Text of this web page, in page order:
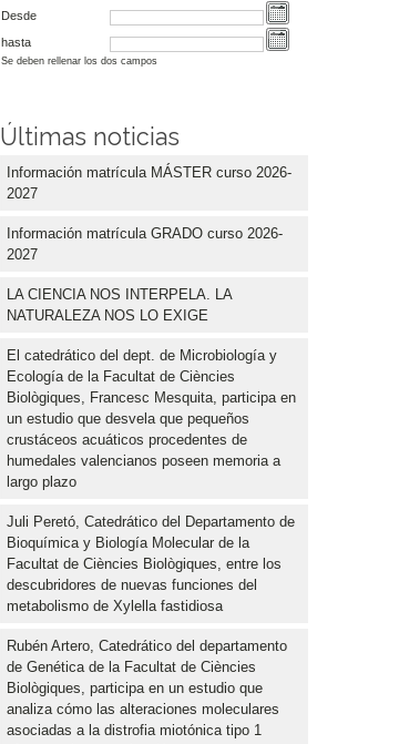
Desde
hasta
Se deben rellenar los dos campos
Últimas noticias
Información matrícula MÁSTER curso 2026-
2027
Información matrícula GRADO curso 2026-
2027
LA CIENCIA NOS INTERPELA. LA
NATURALEZA NOS LO EXIGE
El catedrático del dept. de Microbiología y
Ecología de la Facultat de Ciències
Biològiques, Francesc Mesquita, participa en
un estudio que desvela que pequeños
crustáceos acuáticos procedentes de
humedales valencianos poseen memoria a
largo plazo
Juli Peretó, Catedrático del Departamento de
Bioquímica y Biología Molecular de la
Facultat de Ciències Biològiques, entre los
descubridores de nuevas funciones del
metabolismo de Xylella fastidiosa
Rubén Artero, Catedrático del departamento
de Genética de la Facultat de Ciències
Biològiques, participa en un estudio que
analiza cómo las alteraciones moleculares
asociadas a la distrofia miotónica tipo 1